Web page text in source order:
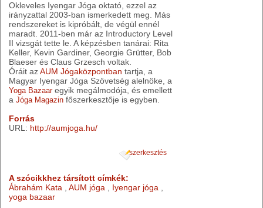
Okleveles Iyengar Jóga oktató, ezzel az
irányzattal 2003-ban ismerkedett meg. Más
rendszereket is kipróbált, de végül ennél
maradt. 2011-ben már az Introductory Level
II vizsgát tette le. A képzésben tanárai: Rita
Keller, Kevin Gardiner, Georgie Grütter, Bob
Blaeser és Claus Grzesch voltak.
Óráit azAUM Jógaközpontban tartja, a
Magyar Iyengar Jóga Szövetség alelnöke, a
Yoga Bazaaregyik megálmodója, és emellett
aJóga Magazin főszerkesztője is egyben.
Forrás
URL: http://aumjoga.hu/
szerkesztés
A szócikkhez társított címkék:
Ábrahám Kata ,AUM jóga , Iyengar jóga ,
yoga bazaar